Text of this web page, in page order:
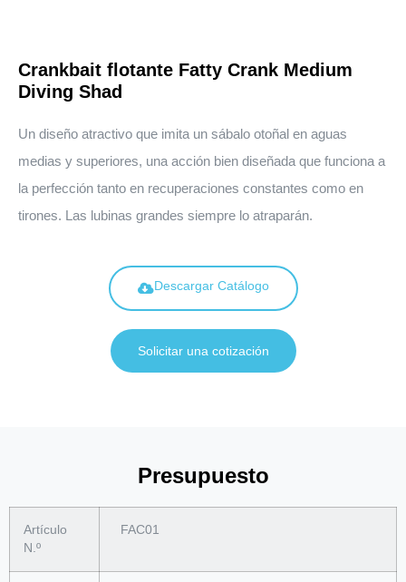
Crankbait flotante Fatty Crank Medium
Diving Shad
Un diseño atractivo que imita un sábalo otoñal en aguas
medias y superiores, una acción bien diseñada que funciona a
la perfección tanto en recuperaciones constantes como en
tirones. Las lubinas grandes siempre lo atraparán.
Descargar Catálogo
Solicitar una cotización
Presupuesto
Artículo
N.º
FAC01